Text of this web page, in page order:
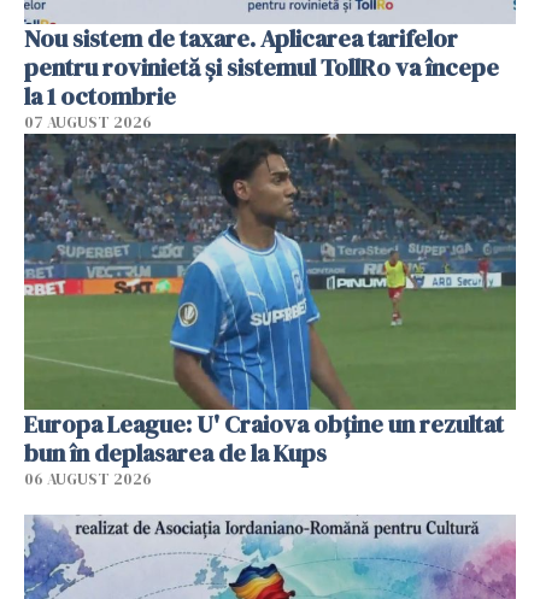
Nou sistem de taxare. Aplicarea tarifelor
pentru rovinietă şi sistemul TollRo va începe
la 1 octombrie
07 AUGUST 2026
Europa League: U' Craiova obține un rezultat
bun în deplasarea de la Kups
06 AUGUST 2026